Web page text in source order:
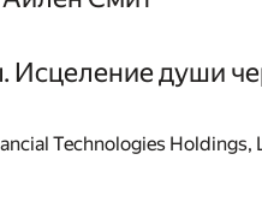
Исцеление души
Technologies Holdings,